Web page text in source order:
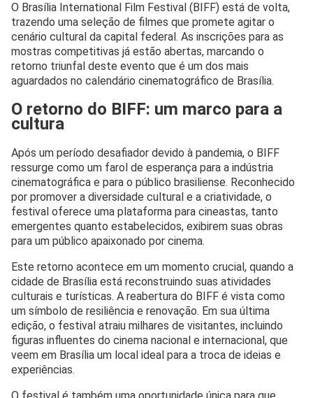
O Brasília International Film Festival (BIFF) está de volta,
trazendo uma seleção de filmes que promete agitar o
cenário cultural da capital federal. As inscrições para as
mostras competitivas já estão abertas, marcando o
retorno triunfal deste evento que é um dos mais
aguardados no calendário cinematográfico de Brasília.
O retorno do BIFF: um marco para a
cultura
Após um período desafiador devido à pandemia, o BIFF
ressurge como um farol de esperança para a indústria
cinematográfica e para o público brasiliense. Reconhecido
por promover a diversidade cultural e a criatividade, o
festival oferece uma plataforma para cineastas, tanto
emergentes quanto estabelecidos, exibirem suas obras
para um público apaixonado por cinema.
Este retorno acontece em um momento crucial, quando a
cidade de Brasília está reconstruindo suas atividades
culturais e turísticas. A reabertura do BIFF é vista como
um símbolo de resiliência e renovação. Em sua última
edição, o festival atraiu milhares de visitantes, incluindo
figuras influentes do cinema nacional e internacional, que
veem em Brasília um local ideal para a troca de ideias e
experiências.